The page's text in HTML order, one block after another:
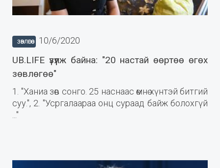
ЗӨВЛӨГӨӨ 10/6/2020
UB.LIFE үзүүлж байна: "20 настай өөртөө өгөх
зөвлөгөө"
1. "Ханиа зөв сонго. 25 наснаас өмнө хүнтэй битгий
суу.", 2. "Усргалаараа онц сураад байж болохгүй
..."